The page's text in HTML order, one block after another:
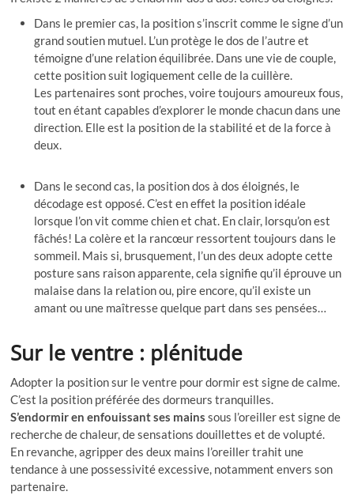
Dans le premier cas, la position s’inscrit comme le signe d’un
grand soutien mutuel. L’un protège le dos de l’autre et
témoigne d’une relation équilibrée. Dans une vie de couple,
cette position suit logiquement celle de la cuillère.
Les partenaires sont proches, voire toujours amoureux fous,
tout en étant capables d’explorer le monde chacun dans une
direction. Elle est la position de la stabilité et de la force à
deux.
Dans le second cas, la position dos à dos éloignés, le
décodage est opposé. C’est en effet la position idéale
lorsque l’on vit comme chien et chat. En clair, lorsqu’on est
fâchés! La colère et la rancœur ressortent toujours dans le
sommeil. Mais si, brusquement, l’un des deux adopte cette
posture sans raison apparente, cela signifie qu’il éprouve un
malaise dans la relation ou, pire encore, qu’il existe un
amant ou une maîtresse quelque part dans ses pensées…
Sur le ventre : plénitude
Adopter la position sur le ventre pour dormir est signe de calme.
C’est la position préférée des dormeurs tranquilles.
S’endormir en enfouissant ses mainssous l’oreiller est signe de
recherche de chaleur, de sensations douillettes et de volupté.
En revanche, agripper des deux mains l’oreiller trahit une
tendance à une possessivité excessive, notamment envers son
partenaire.